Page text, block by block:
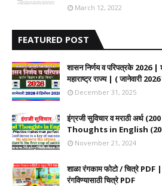
March 12, 2022
FEATURED POST
शासन निर्णय व परिपत्रके 2026 |
महाराष्ट्र राज्य | ( जानेवारी
December 31, 2025
इंग्रजी सुविचार व मराठी अर्थ
Thoughts in English
November 21, 2024
शाळा रंगकाम फोटो / चित्रे PDF
रंगविण्यासाठी चित्रे PDF